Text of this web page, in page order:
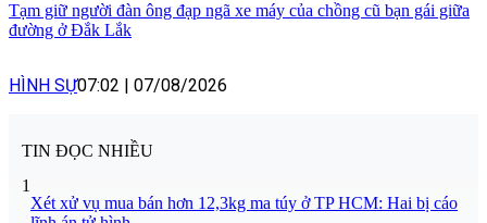
Tạm giữ người đàn ông đạp ngã xe máy của chồng cũ bạn gái giữa
đường ở Đắk Lắk
HÌNH SỰ07:02 | 07/08/2026
TIN ĐỌC NHIỀU
1
Xét xử vụ mua bán hơn 12,3kg ma túy ở TP HCM: Hai bị cáo